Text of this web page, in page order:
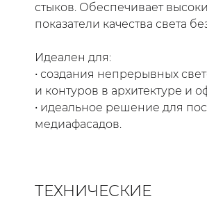
стыков. Обеспечивает
показатели качества света
Идеален для:
• создания непрерывных
и контуров в архитектуре и
• идеальное решение для
медиафасадов.
ТЕХНИЧЕСКИЕ